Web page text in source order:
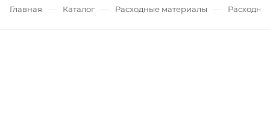
Главная — Каталог — Расходные материалы —